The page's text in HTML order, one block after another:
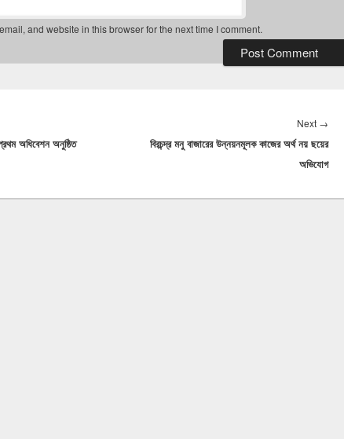
and website in this browser for the next time I comment.
অধিবেশন অনুষ্ঠিত
Next →
post:
বিরচন্দ্র মনু বাজারের উন্নয়নমূলক কাজের অর্থ নয় ছয়ের
অভিযোগ